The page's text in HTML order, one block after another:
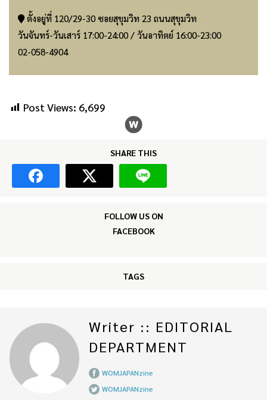
ตั้งอยู่ที่ 120/29-30 ซอยสุขุมวิท 23 ถนนสุขุมวิท
วันจันทร์-วันเสาร์ 17:00-24:00 / วันอาทิตย์ 16:00-23:00
02-058-4904
Post Views: 6,699
SHARE THIS
FOLLOW US ON
FACEBOOK
TAGS
Writer :: EDITORIAL
DEPARTMENT
WOMJAPANzine
WOMJAPANzine